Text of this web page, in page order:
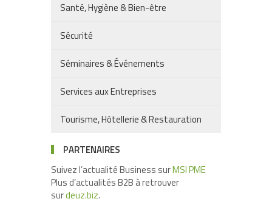
Santé, Hygiène & Bien-être
Sécurité
Séminaires & Événements
Services aux Entreprises
Tourisme, Hôtellerie & Restauration
PARTENAIRES
Suivez l’actualité Business surMSI PME
Plus d’actualités B2B à retrouver
surdeuz.biz.